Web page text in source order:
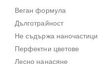
Веган формула
Дълготрайност
Не съдържа наночастици
Перфектни цветове
Лесно нанасяне